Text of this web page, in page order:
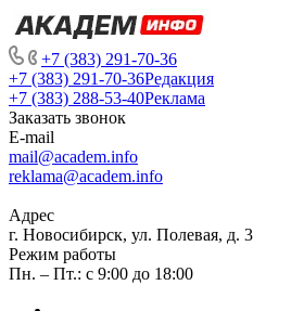
+7 (383) 291-70-36
+7 (383) 291-70-36Редакция
+7 (383) 288-53-40Реклама
Заказать звонок
E-mail
mail@academ.info
reklama@academ.info
Адрес
г. Новосибирск, ул. Полевая, д. 3
Режим работы
Пн. – Пт.: с 9:00 до 18:00